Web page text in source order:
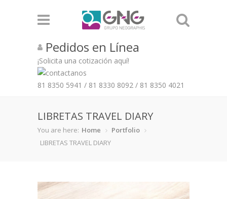
Pedidos en Línea
¡Solicita una cotización aquí!
81 8350 5941 / 81 8330 8092 / 81 8350 4021
LIBRETAS TRAVEL DIARY
You are here: Home
Portfolio
LIBRETAS TRAVEL DIARY